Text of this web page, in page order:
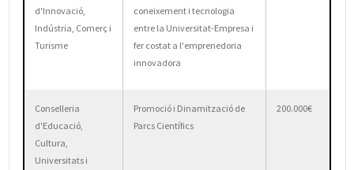
d'Innovació,
Indústria, Comerç i
Turisme
coneixement i tecnologia
entre la Universitat-Empresa i
fer costat a l'emprenedoria
innovadora
Conselleria
d'Educació,
Cultura,
Universitats i
Promoció i Dinamització de
Parcs Científics
200.000€